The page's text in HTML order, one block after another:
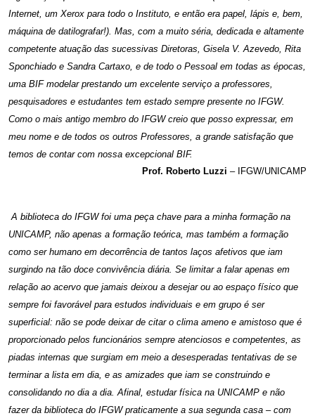
Internet, um Xerox para todo o Instituto, e então era papel, lápis e, bem,
máquina de datilografar!). Mas, com a muito séria, dedicada e altamente
competente atuação das sucessivas Diretoras, Gisela V. Azevedo, Rita
Sponchiado e Sandra Cartaxo, e de todo o Pessoal em todas as épocas,
uma BIF modelar prestando um excelente serviço a professores,
pesquisadores e estudantes tem estado sempre presente no IFGW.
Como o mais antigo membro do IFGW creio que posso expressar, em
meu nome e de todos os outros Professores, a grande satisfação que
temos de contar com nossa excepcional BIF.
Prof. Roberto Luzzi – IFGW/UNICAMP
A biblioteca do IFGW foi uma peça chave para a minha formação na
UNICAMP, não apenas a formação teórica, mas também a formação
como ser humano em decorrência de tantos laços afetivos que iam
surgindo na tão doce convivência diária. Se limitar a falar apenas em
relação ao acervo que jamais deixou a desejar ou ao espaço físico que
sempre foi favorável para estudos individuais e em grupo é ser
superficial: não se pode deixar de citar o clima ameno e amistoso que é
proporcionado pelos funcionários sempre atenciosos e competentes, as
piadas internas que surgiam em meio a desesperadas tentativas de se
terminar a lista em dia, e as amizades que iam se construindo e
consolidando no dia a dia. Afinal, estudar física na UNICAMP e não
fazer da biblioteca do IFGW praticamente a sua segunda casa – com